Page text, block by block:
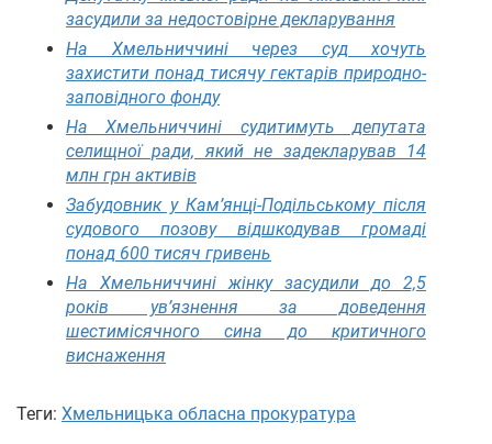
засудили за недостовірне декларування
На Хмельниччині через суд хочуть
захистити понад тисячу гектарів природно-
заповідного фонду
На Хмельниччині судитимуть депутата
селищної ради, який не задекларував 14
млн грн активів
Забудовник у Кам’янці-Подільському після
судового позову відшкодував громаді
понад 600 тисяч гривень
На Хмельниччині жінку засудили до 2,5
років ув’язнення за доведення
шестимісячного сина до критичного
виснаження
Теги: Хмельницька обласна прокуратура